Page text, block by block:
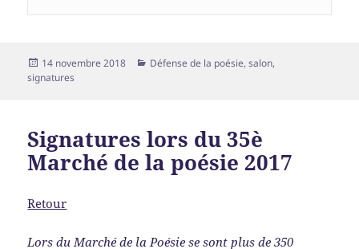
Publié
le
14 novembre 2018 Catégories
Défense de la poésie,salon,
signatures
Signatures lors du 35è
Marché de la poésie 2017
Retour
Lors du Marché de la Poésie se sont plus de 350